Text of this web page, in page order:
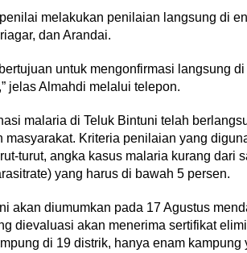
melakukan penilaian langsung di
dan Arandai.
untuk mengonfirmasi langsung
jelas Almahdi melalui telepon.
malaria di Teluk Bintuni telah
masyarakat. Kriteria penilaian yang
turut, angka kasus malaria kurang dari
yang harus di bawah 5 persen.
akan diumumkan pada 17 Agustus
dievaluasi akan menerima sertifikat
di 19 distrik, hanya enam